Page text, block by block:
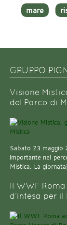
mare
GRUPPO
Visione
del Parco di
Sabato 23 maggio
importante nel
Mistica. La
Il WWF
d’intesa per